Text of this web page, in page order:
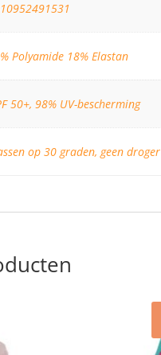
Polyamide 18% Elastan
50+, 98% UV-bescherming
op 30 graden, geen droger